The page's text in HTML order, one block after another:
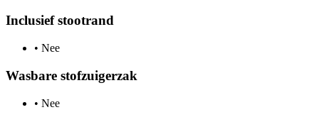
Inclusief stootrand
• Nee
Wasbare stofzuigerzak
• Nee